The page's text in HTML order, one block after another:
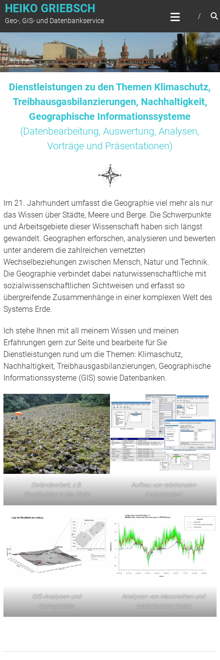
Zum
springen
HEIKO GRIEBSCH
Geo-, GIS- und Datenbankservice
Dienstleistungen zu den Themen Klimaschutz,
Treibhausgasbilanzierungen, Nachhaltigkeit,
Geographische Informationssysteme
(Datenbearbeitung, Auswertung, Analysen,
Vorträge und Präsentationen)
Im 21. Jahrhundert umfasst die Geographie viel mehr als nur
das Wissen über Städte, Meere und Berge. Die Schwerpunkte
und Arbeitsgebiete dieser Wissenschaft haben sich längst
gewandelt. Geographen erforschen, analysieren und bewerten
unter anderem die zahlreichen vernetzten
Wechselbeziehungen zwischen Mensch, Natur und Technik.
Die Geographie verbindet dabei naturwissenschaftliche mit
sozialwissenschaftlichen Sichtweisen und erfasst so
übergreifende Zusammenhänge in einer komplexen Welt des
Systems Erde.
Ich stehe Ihnen mit all meinem Wissen und meinen
Erfahrungen gern zur Seite und bearbeite für Sie
Dienstleistungen rund um die Themen: Klimaschutz,
Nachhaltigkeit, Treibhausgasbilanzierungen, Geographische
Informationssysteme (GIS) sowie Datenbanken.
Geländearbeit, z.B.
Blockhalden in der Rhön
Aufbau von relationalen
Datenbanken
GIS-Analysen und
Kartographie
Analysen von Messreihen und
statistischen Daten